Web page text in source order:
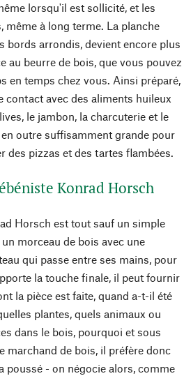
lorsqu'il est sollicité, et les
même à long terme. La planche
bords arrondis, devient encore plus
au beurre de bois, que vous pouvez
en temps chez vous. Ainsi préparé,
contact avec des aliments huileux
le jambon, la charcuterie et le
outre suffisamment grande pour
des pizzas et des tartes flambées.
Konrad Horsch
Horsch est tout sauf un simple
morceau de bois avec une
qui passe entre ses mains, pour
la touche finale, il peut fournir
la pièce est faite, quand a-t-il été
plantes, quels animaux ou
dans le bois, pourquoi et sous
marchand de bois, il préfère donc
poussé - on négocie alors, comme